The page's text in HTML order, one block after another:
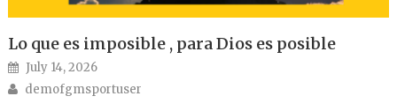
Lo que es imposible , para Dios es posible
Posted on
July 14, 2026
Author
demofgmsportuser